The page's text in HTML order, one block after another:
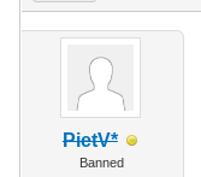
PietV*
Banned